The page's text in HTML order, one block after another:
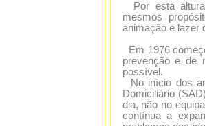
Por esta
mesmos
animação e lazer
Em 1976
prevenção e de
possível.
No início dos
Domiciliário
dia, não no
contínua a